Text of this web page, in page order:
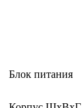
Блок питания